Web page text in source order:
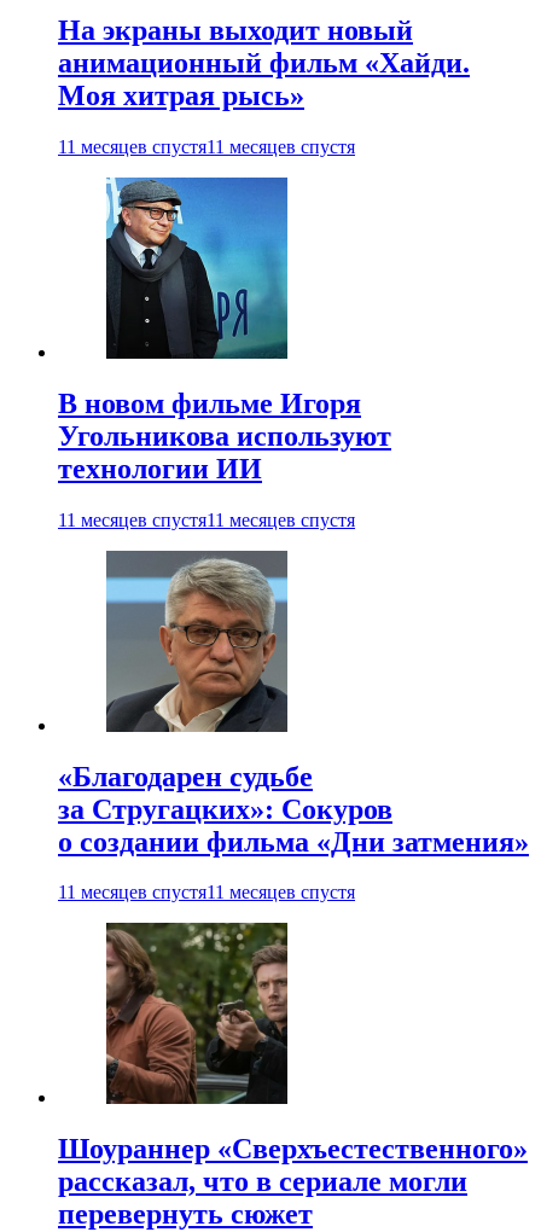
На экраны выходит новый
анимационный фильм «Хайди.
Моя хитрая рысь»
11 месяцев спустя11 месяцев спустя
В новом фильме Игоря
Угольникова используют
технологии ИИ
11 месяцев спустя11 месяцев спустя
«Благодарен судьбе
за Стругацких»: Сокуров
о создании фильма «Дни затмения»
11 месяцев спустя11 месяцев спустя
Шоураннер «Сверхъестественного»
рассказал, что в сериале могли
перевернуть сюжет